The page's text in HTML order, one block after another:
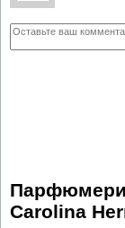
Carolina